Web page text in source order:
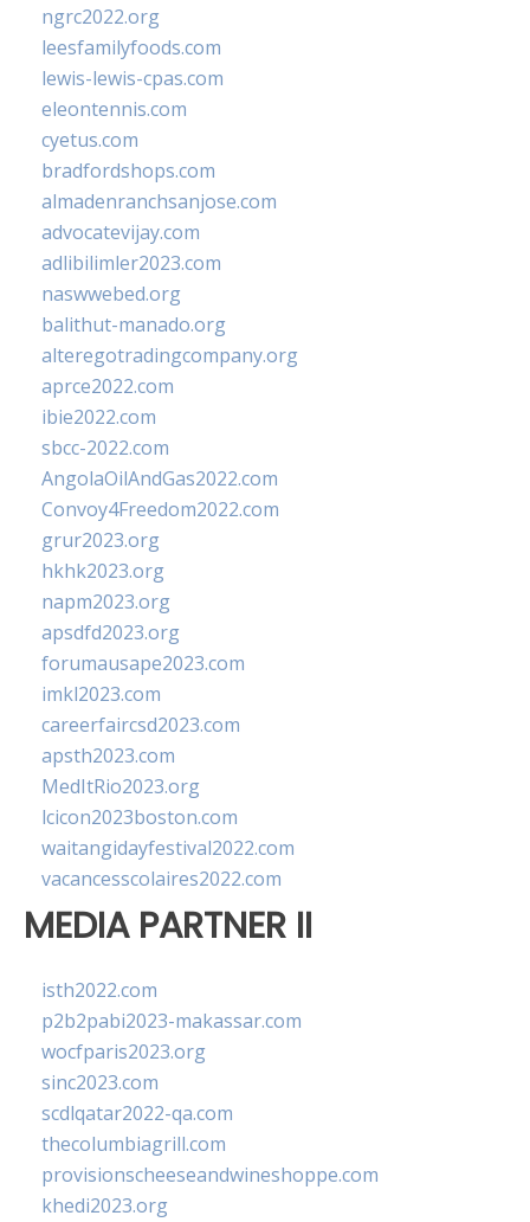
ngrc2022.org
leesfamilyfoods.com
lewis-lewis-cpas.com
eleontennis.com
cyetus.com
bradfordshops.com
almadenranchsanjose.com
advocatevijay.com
adlibilimler2023.com
naswwebed.org
balithut-manado.org
alteregotradingcompany.org
aprce2022.com
ibie2022.com
sbcc-2022.com
AngolaOilAndGas2022.com
Convoy4Freedom2022.com
grur2023.org
hkhk2023.org
napm2023.org
apsdfd2023.org
forumausape2023.com
imkl2023.com
careerfaircsd2023.com
apsth2023.com
MedItRio2023.org
lcicon2023boston.com
waitangidayfestival2022.com
vacancesscolaires2022.com
MEDIA PARTNER II
isth2022.com
p2b2pabi2023-makassar.com
wocfparis2023.org
sinc2023.com
scdlqatar2022-qa.com
thecolumbiagrill.com
provisionscheeseandwineshoppe.com
khedi2023.org